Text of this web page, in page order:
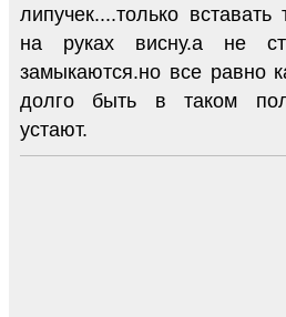
липучек....только
на руках висну.а не
замыкаются.но все равно
долго быть в таком
устают.